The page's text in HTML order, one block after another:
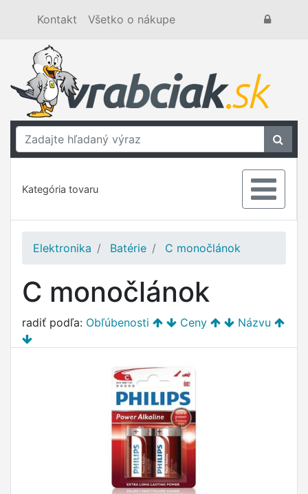
Kontakt Všetko o nákupe
Kategória tovaru
Elektronika Batérie C monočlánok
C monočlánok
radiť podľa: Obľúbenosti Ceny Názvu